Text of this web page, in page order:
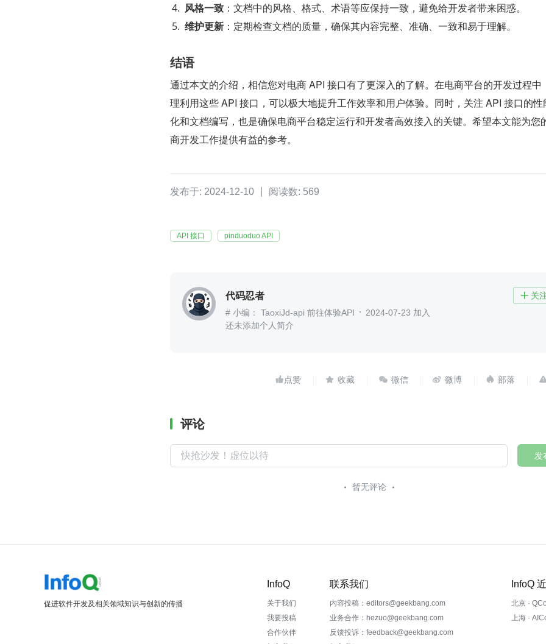
风格一致 ：文档中的风格、格式、术语等应保持一致，避免给开发者带来困惑。
维护更新 ：定期检查文档的质量，确保其内容完整、准确、一致和易于理解。
结语
通过本文的介绍，相信您对电商 API 接口有了更深入的了解。在电商平台的开发过程中
理利用这些 API 接口，可以极大地提升工作效率和用户体验。同时，关注 API 接口的性
化和文档编写，也是确保电商平台稳定运行和开发者高效接入的关键。希望本文能为您
商开发工作提供有益的参考。
发布于: 2024-12-10 阅读数: 569
API 接口 pinduoduo API
代码忍者  关
# 小编： TaoxiJd-api 前往体验API
2024-07-23 加入
还未添加个人简介
    
评论
发
暂无评论
促进软件开发及相关领域知识与创新的传播
InfoQ
关于我们
我要投稿
合作伙伴
联系我们
内容投稿：editors@geekbang.com
业务合作：hezuo@geekbang.com
反馈投诉：feedback@geekbang.com
InfoQ
北京 ·
上海 ·